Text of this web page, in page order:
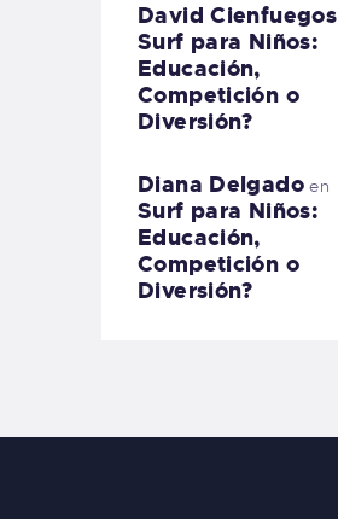
David Cienfuegos
Surf para Niños:
Educación,
Competición o
Diversión?
Diana Delgadoen
Surf para Niños:
Educación,
Competición o
Diversión?